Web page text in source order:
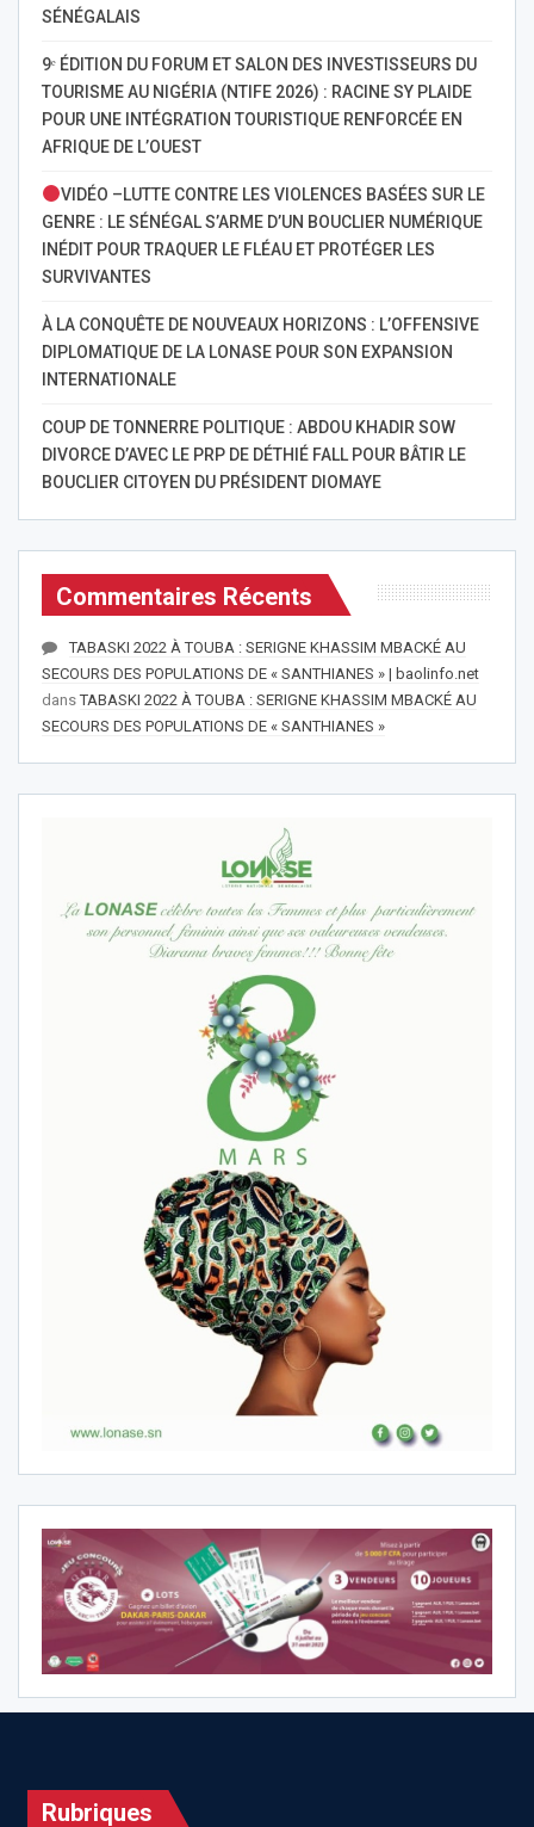
SÉNÉGALAIS
9ᵉ ÉDITION DU FORUM ET SALON DES INVESTISSEURS DU
TOURISME AU NIGÉRIA (NTIFE 2026) : RACINE SY PLAIDE
POUR UNE INTÉGRATION TOURISTIQUE RENFORCÉE EN
AFRIQUE DE L’OUEST
VIDÉO –LUTTE CONTRE LES VIOLENCES BASÉES SUR LE
GENRE : LE SÉNÉGAL S’ARME D’UN BOUCLIER NUMÉRIQUE
INÉDIT POUR TRAQUER LE FLÉAU ET PROTÉGER LES
SURVIVANTES
À LA CONQUÊTE DE NOUVEAUX HORIZONS : L’OFFENSIVE
DIPLOMATIQUE DE LA LONASE POUR SON EXPANSION
INTERNATIONALE
COUP DE TONNERRE POLITIQUE : ABDOU KHADIR SOW
DIVORCE D’AVEC LE PRP DE DÉTHIÉ FALL POUR BÂTIR LE
BOUCLIER CITOYEN DU PRÉSIDENT DIOMAYE
Commentaires Récents
TABASKI 2022 À TOUBA : SERIGNE KHASSIM MBACKÉ AU
SECOURS DES POPULATIONS DE « SANTHIANES » | baolinfo.net
dansTABASKI 2022 À TOUBA : SERIGNE KHASSIM MBACKÉ AU
SECOURS DES POPULATIONS DE « SANTHIANES »
Rubriques